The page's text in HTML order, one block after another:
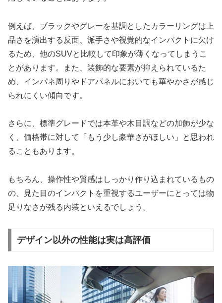
例えば、ブラックやグレーを基調としたカラーリングは上
品さを演出する反面、派手さや視覚的なインパクトに欠け
るため、他のSUVと比較して印象が薄くなってしまうこ
とがあります。また、装飾的な要素が抑えられているた
め、インパネ周りやドアパネルにおいても華やかさが感じ
られにくい傾向です。
さらに、標準グレードでは本革や木目調などの加飾が少な
く、価格帯に対して「もう少し豪華さがほしい」と思われ
ることもあります。
もちろん、操作性や質感はしっかり作り込まれているもの
の、見た目のインパクトを重視するユーザーにとっては物
足りなさが残る内装といえるでしょう。
デザイン以外の性能は実は高評価